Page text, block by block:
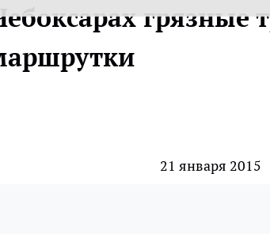
грязные
21 января 2015